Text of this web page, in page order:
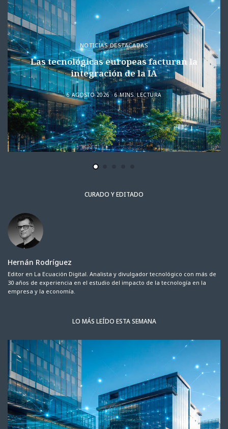
NOTICIAS DESTACADAS
Las tecnológicas europeas facturan la
integración de la IA
6 AGOSTO 2026 6 MINS. LECTURA
CURADO Y EDITADO
Hernán Rodríguez
Editor en La Ecuación Digital. Analista y divulgador tecnológico con más de
30 años de experiencia en el estudio del impacto de la tecnología en la
empresa y la economía.
LO MÁS LEÍDO ESTA SEMANA